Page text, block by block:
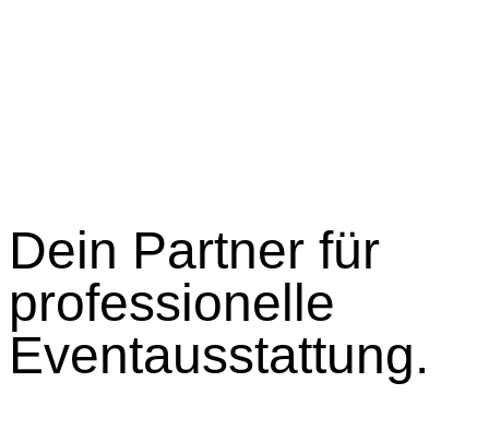
Dein Partner für
professionelle
Eventausstattung.